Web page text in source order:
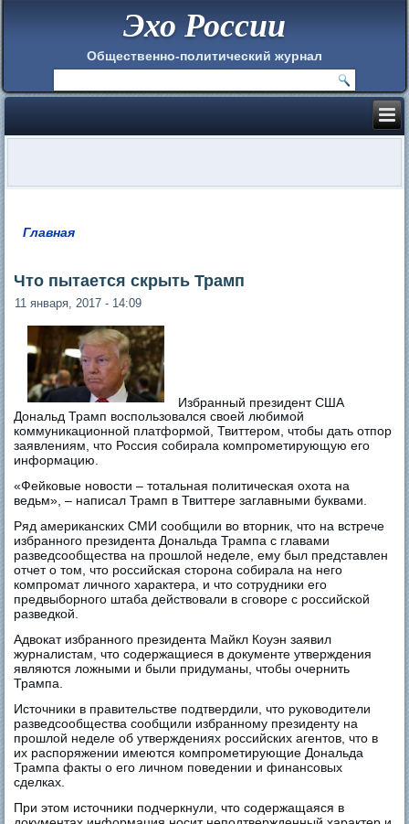
Эхо России
Общественно-политический журнал
Главная
Что пытается скрыть Трамп
11 января, 2017 - 14:09
Избранный президент США
Дональд Трамп воспользовался своей любимой
коммуникационной платформой, Твиттером, чтобы дать отпор
заявлениям, что Россия собирала компрометирующую его
информацию.
«Фейковые новости – тотальная политическая охота на
ведьм», – написал Трамп в Твиттере заглавными буквами.
Ряд американских СМИ сообщили во вторник, что на встрече
избранного президента Дональда Трампа с главами
разведсообщества на прошлой неделе, ему был представлен
отчет о том, что российская сторона собирала на него
компромат личного характера, и что сотрудники его
предвыборного штаба действовали в сговоре с российской
разведкой.
Адвокат избранного президента Майкл Коуэн заявил
журналистам, что содержащиеся в документе утверждения
являются ложными и были придуманы, чтобы очернить
Трампа.
Источники в правительстве подтвердили, что руководители
разведсообщества сообщили избранному президенту на
прошлой неделе об утверждениях российских агентов, что в
их распоряжении имеются компрометирующие Дональда
Трампа факты о его личном поведении и финансовых
сделках.
При этом источники подчеркнули, что содержащаяся в